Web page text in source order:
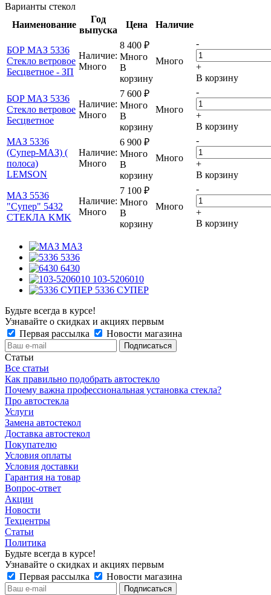
Варианты стекол
Наименование
Год
выпуска
Цена Наличие
БОР МАЗ 5336
Стекло ветровое
Бесцветное - ЗП
Наличие:
Много
8 400 ₽
Много
В
корзину
Много
-
+
В корзину
БОР МАЗ 5336
Стекло ветровое
Бесцветное
Наличие:
Много
7 600 ₽
Много
В
корзину
Много
-
+
В корзину
МАЗ 5336
(Супер-МАЗ) (
полоса)
LEMSON
Наличие:
Много
6 900 ₽
Много
В
корзину
Много
-
+
В корзину
МАЗ 5536
"Супер" 5432
СТЕКЛА KMK
Наличие:
Много
7 100 ₽
Много
В
корзину
Много
-
+
В корзину
МАЗ
5336
6430
103-5206010
5336 СУПЕР
Будьте всегда в курсе!
Узнавайте о скидках и акциях первым
Первая рассылка
Новости магазина
Статьи
Все статьи
Как правильно подобрать автостекло
Почему важна профессиональная установка стекла?
Про автостекла
Услуги
Замена автостекол
Доставка автостекол
Покупателю
Условия оплаты
Условия доставки
Гарантия на товар
Вопрос-ответ
Акции
Новости
Техцентры
Статьи
Политика
Будьте всегда в курсе!
Узнавайте о скидках и акциях первым
Первая рассылка
Новости магазина